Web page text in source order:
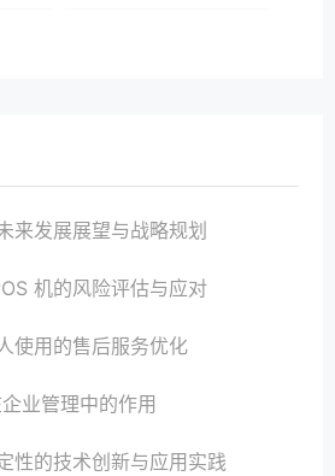
来发展展望与战略规划
机的风险评估与应对
使用的售后服务优化
业管理中的作用
性的技术创新与应用实践